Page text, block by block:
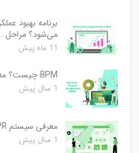
می‌شود؟ مراحل…
11 ماه پیش
BPM چیست؟ معرفی مدیریت فرایند کسب و کار
1 سال پیش
معرفی سیستم BPR یا مهندسی مجدد فرایندها
1 سال پیش